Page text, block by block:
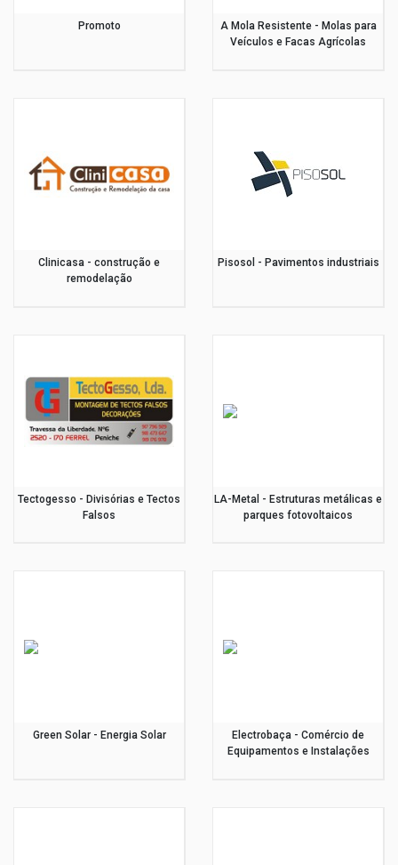
Promoto
A Mola Resistente - Molas para
Veículos e Facas Agrícolas
Clinicasa - construção e
remodelação
Pisosol - Pavimentos industriais
Tectogesso - Divisórias e Tectos
Falsos
LA-Metal - Estruturas metálicas e
parques fotovoltaicos
Green Solar - Energia Solar
Electrobaça - Comércio de
Equipamentos e Instalações